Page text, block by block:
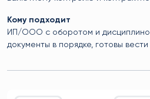
Кому подходит
ИП/ООО с оборотом и
документы в порядке, готовы